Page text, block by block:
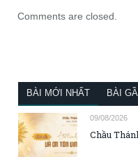
Comments are closed.
BÀI MỚI NHẤT BÀI
09/08/2026
Chầu